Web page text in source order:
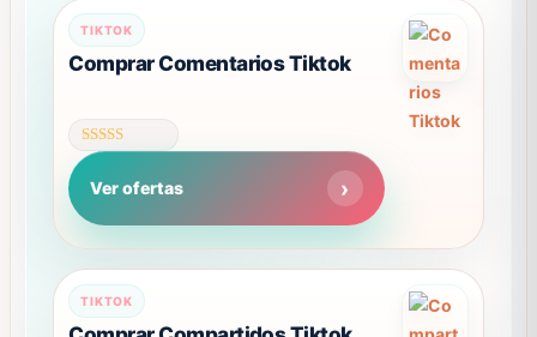
TIKTOK
Comprar Comentarios Tiktok
Valorado
4.50
Ver ofertas
TIKTOK
Este
producto